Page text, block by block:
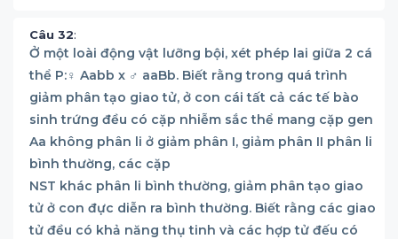
Câu 32:
Ở một loài động vật lưỡng bội, xét phép lai giữa 2 cá
thể P:♀ Aabb x ♂ aaBb. Biết rằng trong quá trình
giảm phân tạo giao tử, ở con cái tất cả các tế bào
sinh trứng đều có cặp nhiễm sắc thể mang cặp gen
Aa không phân li ở giảm phân I, giảm phân II phân li
bình thường, các cặp
NST khác phân li bình thường, giảm phân tạo giao
tử ở con đực diễn ra bình thường. Biết rằng các giao
tử đều có khả năng thụ tinh và các hợp tử đếu có